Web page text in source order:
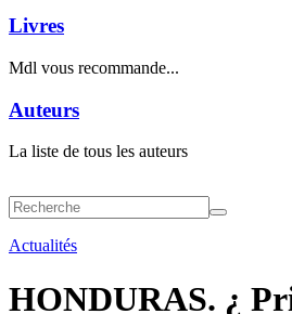
Livres
Mdl vous recommande...
Auteurs
La liste de tous les auteurs
Actualités
HONDURAS. ¿